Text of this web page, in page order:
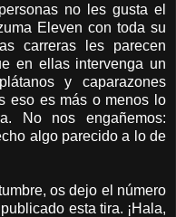
no les gusta el
Eleven con toda su
carreras les parecen
en ellas intervenga un
y caparazones
eso es más o menos lo
No nos engañemos:
algo parecido a lo de
os dejo el número
esta tira. ¡Hala,